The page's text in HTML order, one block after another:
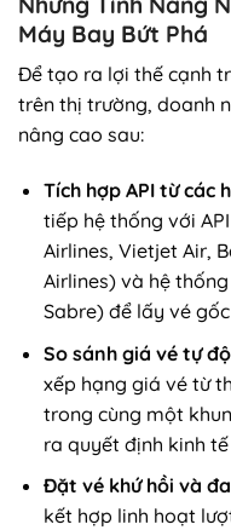
Máy Bay Bứt Phá
Để tạo ra lợi thế cạnh
trên thị trường, doanh
nâng cao sau:
Tích hợp API từ các
tiếp hệ thống với
Airlines, Vietjet Air,
Airlines) và hệ
Sabre) để lấy vé
So sánh giá vé tự
xếp hạng giá vé từ
trong cùng một
ra quyết định kinh
Đặt vé khứ hồi và
kết hợp linh hoạt